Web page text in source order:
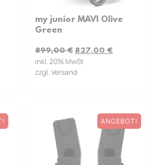
my junior MAVI Olive
Green
899,00€ 827,00 €
inkl. 20% MwSt
zzgl. Versand
ANGEBOT!